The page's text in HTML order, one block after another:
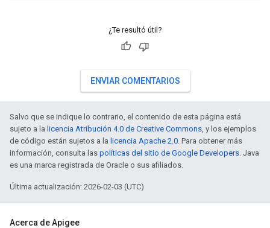
¿Te resultó útil?
ENVIAR COMENTARIOS
Salvo que se indique lo contrario, el contenido de esta página está
sujeto a la licencia Atribución 4.0 de Creative Commons, y los ejemplos
de código están sujetos a la licencia Apache 2.0. Para obtener más
información, consulta las políticas del sitio de Google Developers. Java
es una marca registrada de Oracle o sus afiliados.
Última actualización: 2026-02-03 (UTC)
Acerca de Apigee